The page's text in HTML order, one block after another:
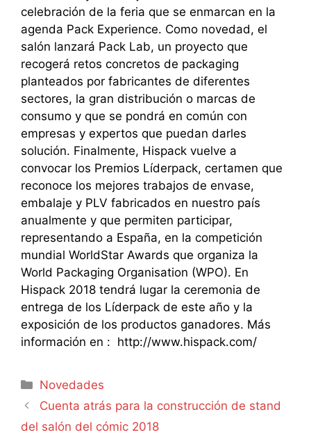
celebración de la feria que se enmarcan en la
agenda Pack Experience. Como novedad, el
salón lanzará Pack Lab, un proyecto que
recogerá retos concretos de packaging
planteados por fabricantes de diferentes
sectores, la gran distribución o marcas de
consumo y que se pondrá en común con
empresas y expertos que puedan darles
solución. Finalmente, Hispack vuelve a
convocar los Premios Líderpack, certamen que
reconoce los mejores trabajos de envase,
embalaje y PLV fabricados en nuestro país
anualmente y que permiten participar,
representando a España, en la competición
mundial WorldStar Awards que organiza la
World Packaging Organisation (WPO). En
Hispack 2018 tendrá lugar la ceremonia de
entrega de los Líderpack de este año y la
exposición de los productos ganadores. Más
información en : http://www.hispack.com/
Categorías
Novedades
Cuenta atrás para la construcción de stand
del salón del cómic 2018